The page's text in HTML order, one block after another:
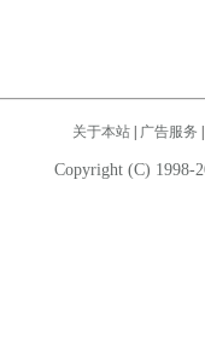
关于本站| 广告服务
Copyright (C) 1998-